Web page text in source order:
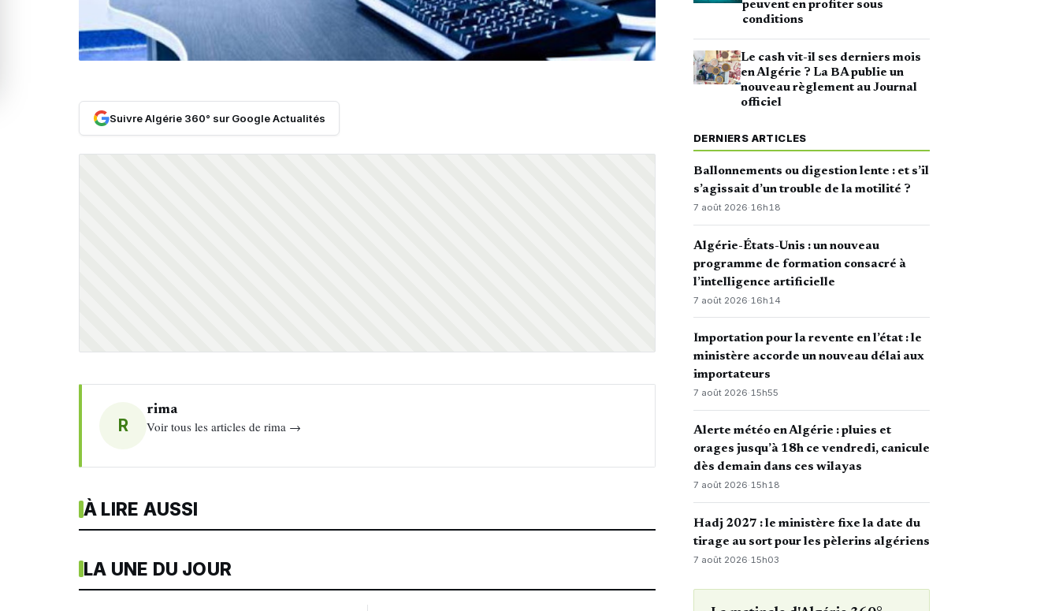
Suivre Algérie 360° sur Google Actualités
R
rima
Voir tous les articles de rima →
À LIRE AUSSI
LA UNE DU JOUR
peuvent en profiter sous
conditions
Le cash vit-il ses derniers mois
en Algérie ? La BA publie un
nouveau règlement au Journal
officiel
DERNIERS ARTICLES
Ballonnements ou digestion lente : et s’il
s’agissait d’un trouble de la motilité ?
7 août 2026·16h18
Algérie-États-Unis : un nouveau
programme de formation consacré à
l’intelligence artificielle
7 août 2026· 16h14
Importation pour la revente en l’état : le
ministère accorde un nouveau délai aux
importateurs
7 août 2026·15h55
Alerte météo en Algérie : pluies et
orages jusqu’à 18h ce vendredi, canicule
dès demain dans ces wilayas
7 août 2026·15h18
Hadj 2027 : le ministère fixe la date du
tirage au sort pour les pèlerins algériens
7 août 2026· 15h03